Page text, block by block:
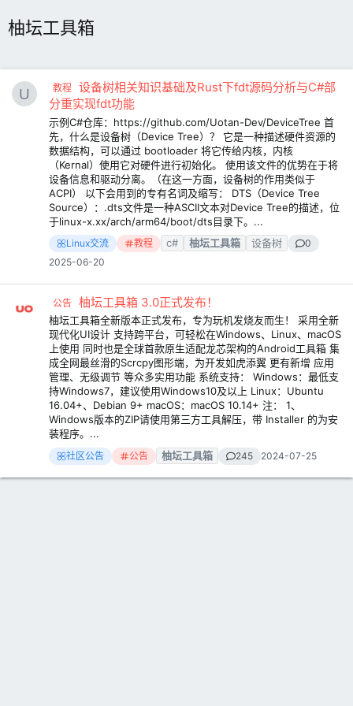
柚坛工具箱
教程
设备树相关知识基础及Rust下fdt源码分析与C#部
分重实现fdt功能
示例C#仓库：https://github.com/Uotan-Dev/DeviceTree 首
先，什么是设备树（Device Tree）？ 它是一种描述硬件资源的
数据结构，可以通过 bootloader 将它传给内核，内核
（Kernal）使用它对硬件进行初始化。 使用该文件的优势在于将
设备信息和驱动分离。（在这一方面，设备树的作用类似于
ACPI） 以下会用到的专有名词及缩写： DTS（Device Tree
Source）：.dts文件是一种ASCII文本对Device Tree的描述，位
于linux-x.xx/arch/arm64/boot/dts目录下。...
Linux交流 教程 c# 柚坛工具箱 设备树
0
2025-06-20
公告 柚坛工具箱 3.0正式发布！
柚坛工具箱全新版本正式发布，专为玩机发烧友而生！ 采用全新
现代化UI设计 支持跨平台，可轻松在Windows、Linux、macOS
上使用 同时也是全球首款原生适配龙芯架构的Android工具箱 集
成全网最丝滑的Scrcpy图形端，为开发如虎添翼 更有新增 应用
管理、无级调节 等众多实用功能 系统支持： Windows：最低支
持Windows7，建议使用Windows10及以上 Linux：Ubuntu
16.04+、Debian 9+ macOS：macOS 10.14+ 注： 1、
Windows版本的ZIP请使用第三方工具解压，带 Installer 的为安
装程序。...
社区公告 公告 柚坛工具箱 245 2024-07-25